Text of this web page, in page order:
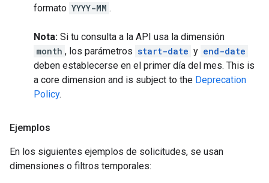
formato YYYY-MM .
Nota: Si tu consulta a la API usa la dimensión
month , los parámetros start-date y end-date
deben establecerse en el primer día del mes. This is
a core dimension and is subject to the Deprecation
Policy.
Ejemplos
En los siguientes ejemplos de solicitudes, se usan
dimensiones o filtros temporales: